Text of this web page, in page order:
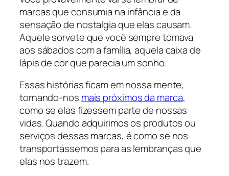
marcas que consumia na infância e da
sensação de nostalgia que elas causam.
Aquele sorvete que você sempre tomava
aos sábados com a família, aquela caixa de
lápis de cor que parecia um sonho.
Essas histórias ficam em nossa mente,
tornando-nos mais próximos da marca,
como se elas fizessem parte de nossas
vidas. Quando adquirimos os produtos ou
serviços dessas marcas, é como se nos
transportássemos para as lembranças que
elas nos trazem.